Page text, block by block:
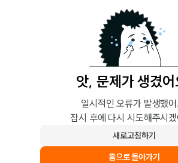
앗, 문제가 생겼
일시적인 오류가 발생했
잠시 후에 다시 시도해주시
새로고침하기
홈으로 돌아가기